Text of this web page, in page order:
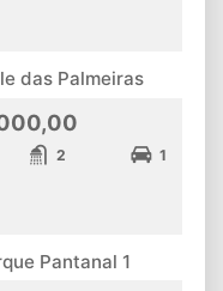
das Palmeiras
2 1
Pantanal 1